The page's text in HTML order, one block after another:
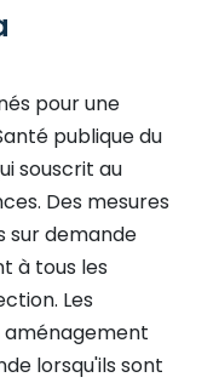
pour une
publique du
souscrit au
Des mesures
sur demande
à tous les
Les
aménagement
lorsqu'ils sont